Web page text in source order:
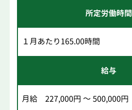
所定労働時間
１月あたり165.00時間
給与
月給 227,000円 ～ 500,000円